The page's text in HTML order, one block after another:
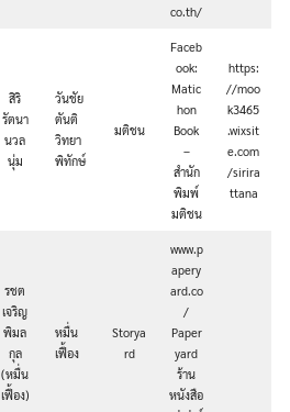
co.th/
สิริ
รัตนา
นวล
นุ่ม
วันชัย
ตันติ
วิทยา
พิทักษ์
มติชน
Faceb
ook:
Matic
hon
Book
–
สำนัก
พิมพ์
มติชน
https:
//moo
k3465
.wixsit
e.com
/sirira
ttana
รชต
เจริญ
พิมล
กุล
(หมื่น
เฟื้อง)
หมื่น
เฟื้อง
Storya
rd
www.p
apery
ard.co
/
Paper
yard
ร้าน
หนังสือ